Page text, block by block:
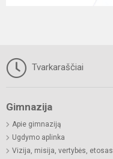
Tvarkaraščiai
Gimnazija
Apie gimnaziją
Ugdymo aplinka
Vizija, misija, vertybės, etosas